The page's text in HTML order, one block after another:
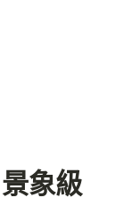
象級